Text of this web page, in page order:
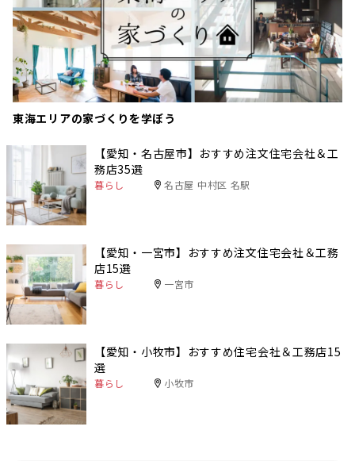
東海エリアの家づくりを学ぼう
【愛知・名古屋市】おすすめ注文住宅会社＆工
務店35選
暮らし 名古屋 中村区 名駅
【愛知・一宮市】おすすめ注文住宅会社＆工務
店15選
暮らし 一宮市
【愛知・小牧市】おすすめ住宅会社＆工務店15
選
暮らし 小牧市